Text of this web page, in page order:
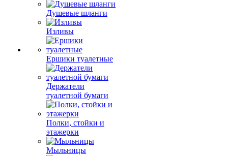
Душевые шланги
Изливы
Ершики туалетные
Держатели
туалетной бумаги
Полки, стойки и
этажерки
Мыльницы